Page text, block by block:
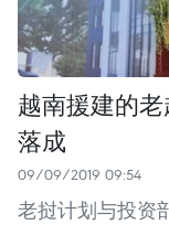
越南援建的
落成
09/09/2019 09:54
老挝计划与投资